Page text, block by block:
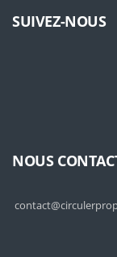
SUIVEZ-NOUS
NOUS